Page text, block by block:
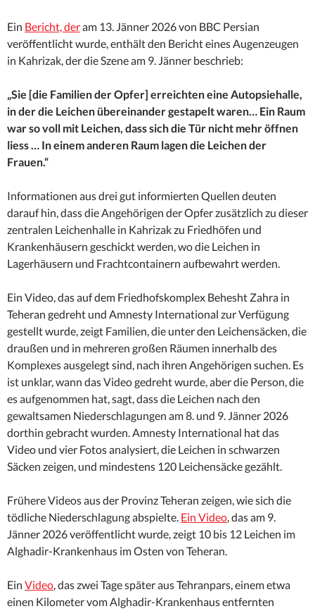
Ein Bericht, deram 13. Jänner 2026 von BBC Persian
veröffentlicht wurde, enthält den Bericht eines Augenzeugen
in Kahrizak, der die Szene am 9. Jänner beschrieb:
„Sie [die Familien der Opfer] erreichten eine Autopsiehalle,
in der die Leichen übereinander gestapelt waren… Ein Raum
war so voll mit Leichen, dass sich die Tür nicht mehr öffnen
liess … In einem anderen Raum lagen die Leichen der
Frauen.“
Informationen aus drei gut informierten Quellen deuten
darauf hin, dass die Angehörigen der Opfer zusätzlich zu dieser
zentralen Leichenhalle in Kahrizak zu Friedhöfen und
Krankenhäusern geschickt werden, wo die Leichen in
Lagerhäusern und Frachtcontainern aufbewahrt werden.
Ein Video, das auf dem Friedhofskomplex Behesht Zahra in
Teheran gedreht und Amnesty International zur Verfügung
gestellt wurde, zeigt Familien, die unter den Leichensäcken, die
draußen und in mehreren großen Räumen innerhalb des
Komplexes ausgelegt sind, nach ihren Angehörigen suchen. Es
ist unklar, wann das Video gedreht wurde, aber die Person, die
es aufgenommen hat, sagt, dass die Leichen nach den
gewaltsamen Niederschlagungen am 8. und 9. Jänner 2026
dorthin gebracht wurden. Amnesty International hat das
Video und vier Fotos analysiert, die Leichen in schwarzen
Säcken zeigen, und mindestens 120 Leichensäcke gezählt.
Frühere Videos aus der Provinz Teheran zeigen, wie sich die
tödliche Niederschlagung abspielte. Ein Video, das am 9.
Jänner 2026 veröffentlicht wurde, zeigt 10 bis 12 Leichen im
Alghadir-Krankenhaus im Osten von Teheran.
Ein Video, das zwei Tage später aus Tehranpars, einem etwa
einen Kilometer vom Alghadir-Krankenhaus entfernten